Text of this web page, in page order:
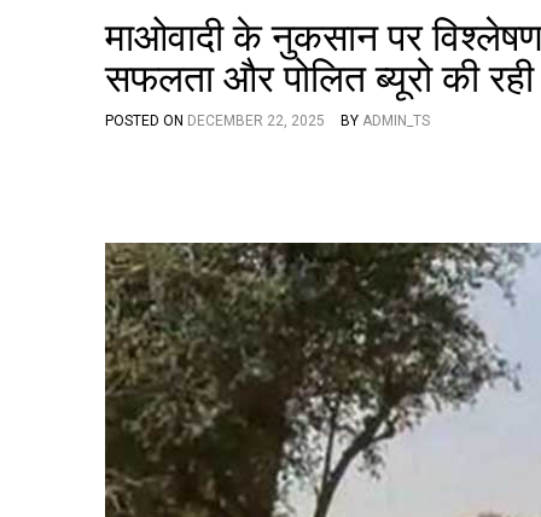
माओवादी के नुकसान पर
सफलता और पोलित ब्यूरो की
POSTED ON DECEMBER 22, 2025 BY ADMIN_TS